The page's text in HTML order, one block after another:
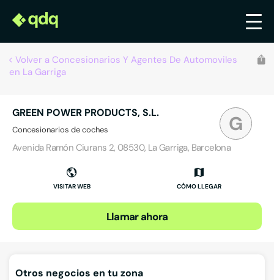
Volver a Concesionarios Y Agentes De Automoviles
en La Garriga
G
GREEN POWER PRODUCTS, S.L.
Concesionarios de coches
Avenida Ramón Ciurans 2, 08530, La Garriga, Barcelona
VISITAR WEB CÓMO LLEGAR
Llamar ahora
Otros negocios en tu zona